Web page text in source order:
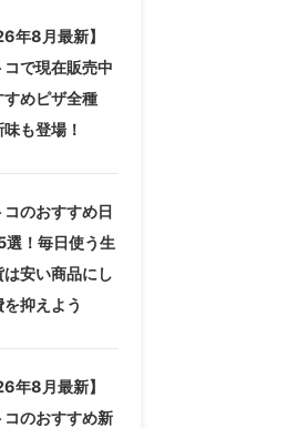
年8月最新】
コで現在販売中
すめピザ全種
も登場！
コのおすすめ日
選！毎日使う生
は安い商品にし
抑えよう
年8月最新】
コのおすすめ新